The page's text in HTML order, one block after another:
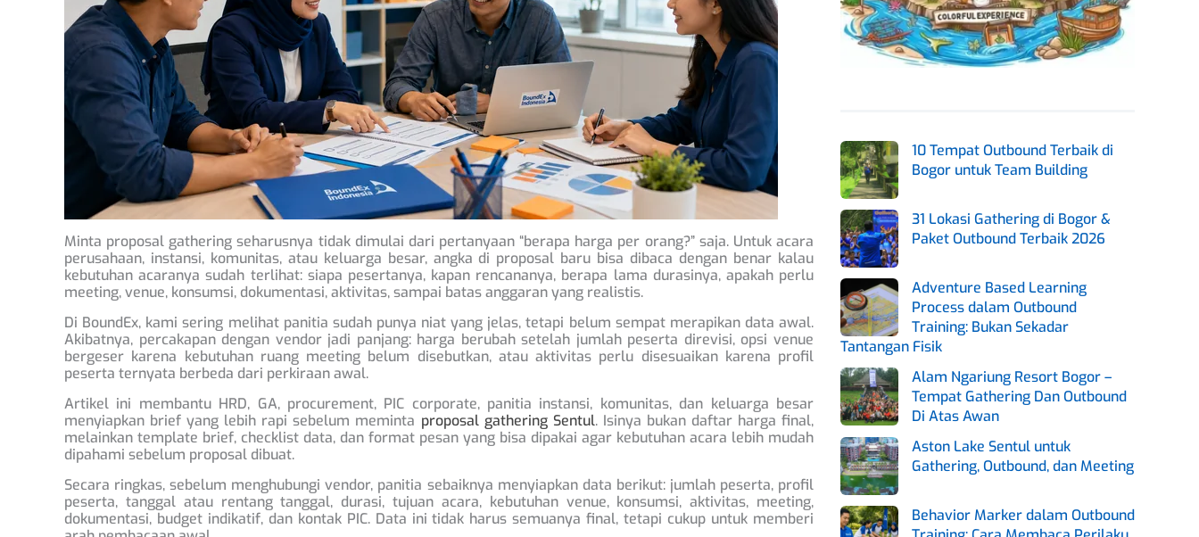
Minta proposal gathering seharusnya tidak dimulai dari pertanyaan “berapa harga per orang?” saja. Untuk acara
perusahaan, instansi, komunitas, atau keluarga besar, angka di proposal baru bisa dibaca dengan benar kalau
kebutuhan acaranya sudah terlihat: siapa pesertanya, kapan rencananya, berapa lama durasinya, apakah perlu
meeting, venue, konsumsi, dokumentasi, aktivitas, sampai batas anggaran yang realistis.
Di BoundEx, kami sering melihat panitia sudah punya niat yang jelas, tetapi belum sempat merapikan data awal.
Akibatnya, percakapan dengan vendor jadi panjang: harga berubah setelah jumlah peserta direvisi, opsi venue
bergeser karena kebutuhan ruang meeting belum disebutkan, atau aktivitas perlu disesuaikan karena profil
peserta ternyata berbeda dari perkiraan awal.
Artikel ini membantu HRD, GA, procurement, PIC corporate, panitia instansi, komunitas, dan keluarga besar
menyiapkan brief yang lebih rapi sebelum meminta proposal gathering Sentul. Isinya bukan daftar harga final,
melainkan template brief, checklist data, dan format pesan yang bisa dipakai agar kebutuhan acara lebih mudah
dipahami sebelum proposal dibuat.
Secara ringkas, sebelum menghubungi vendor, panitia sebaiknya menyiapkan data berikut: jumlah peserta, profil
peserta, tanggal atau rentang tanggal, durasi, tujuan acara, kebutuhan venue, konsumsi, aktivitas, meeting,
dokumentasi, budget indikatif, dan kontak PIC. Data ini tidak harus semuanya final, tetapi cukup untuk memberi
10 Tempat Outbound Terbaik di
Bogor untuk Team Building
31 Lokasi Gathering di Bogor &
Paket Outbound Terbaik 2026
Adventure Based Learning
Process dalam Outbound
Training: Bukan Sekadar
Tantangan Fisik
Alam Ngariung Resort Bogor –
Tempat Gathering Dan Outbound
Di Atas Awan
Aston Lake Sentul untuk
Gathering, Outbound, dan Meeting
Behavior Marker dalam Outbound